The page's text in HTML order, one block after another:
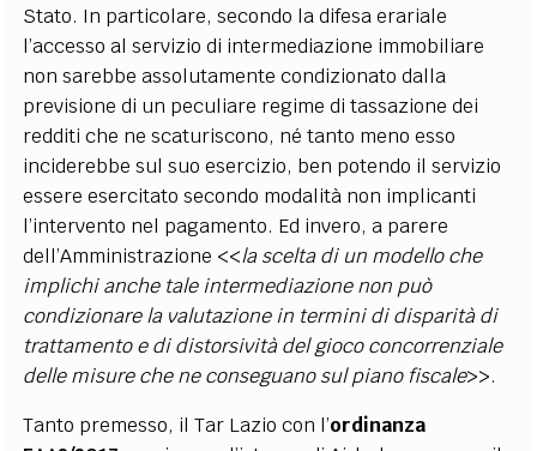
Stato. In particolare, secondo la difesa erariale
l’accesso al servizio di intermediazione immobiliare
non sarebbe assolutamente condizionato dalla
previsione di un peculiare regime di tassazione dei
redditi che ne scaturiscono, né tanto meno esso
inciderebbe sul suo esercizio, ben potendo il servizio
essere esercitato secondo modalità non implicanti
l’intervento nel pagamento. Ed invero, a parere
dell’Amministrazione <<la scelta di un modello che
implichi anche tale intermediazione non può
condizionare la valutazione in termini di disparità di
trattamento e di distorsività del gioco concorrenziale
delle misure che ne conseguano sul piano fiscale>>.
Tanto premesso, il Tar Lazio con l’ordinanza